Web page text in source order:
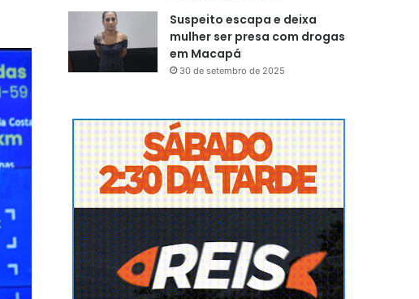
Suspeito escapa e deixa
mulher ser presa com drogas
em Macapá
30 de setembro de 2025